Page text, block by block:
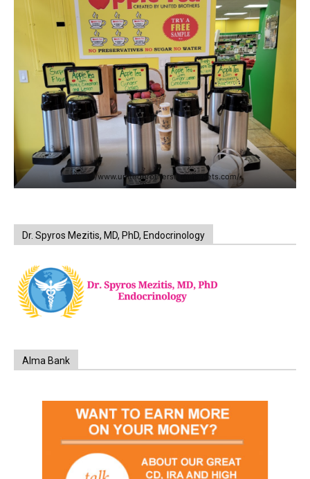
https://www.unitedbrothersfruitmarkets.com/
Dr. Spyros Mezitis, MD, PhD, Endocrinology
Alma Bank